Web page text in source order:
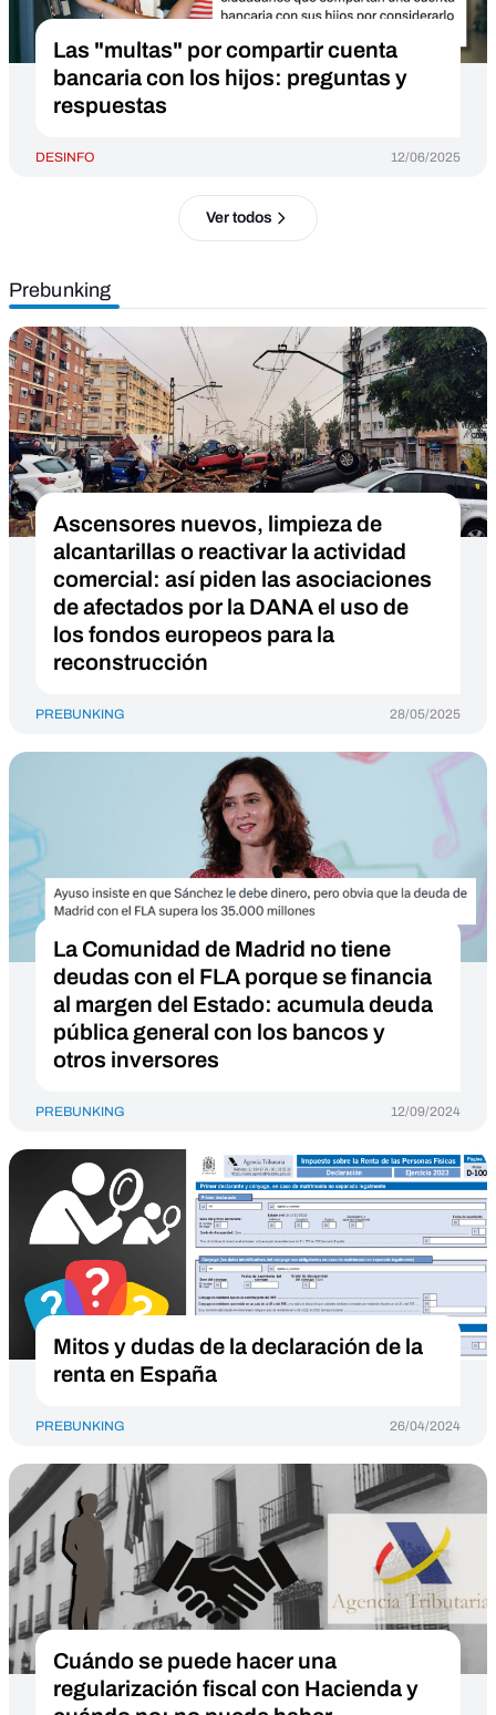
Las "multas" por compartir cuenta
bancaria con los hijos: preguntas y
respuestas
DESINFO 12/06/2025
Ver todos
Prebunking
Ascensores nuevos, limpieza de
alcantarillas o reactivar la actividad
comercial: así piden las asociaciones
de afectados por la DANA el uso de
los fondos europeos para la
reconstrucción
PREBUNKING 28/05/2025
La Comunidad de Madrid no tiene
deudas con el FLA porque se financia
al margen del Estado: acumula deuda
pública general con los bancos y
otros inversores
PREBUNKING 12/09/2024
Mitos y dudas de la declaración de la
renta en España
PREBUNKING 26/04/2024
Cuándo se puede hacer una
regularización fiscal con Hacienda y